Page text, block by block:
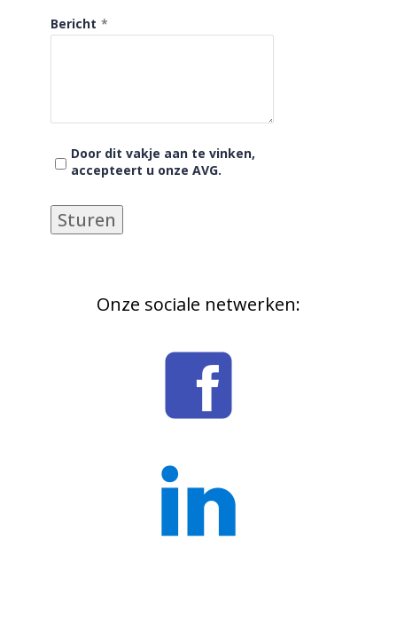
Bericht *
Door dit vakje aan te vinken,
accepteert u onze AVG.ㅤㅤㅤ
Sturen
Onze sociale netwerken: